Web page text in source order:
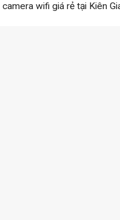
wifi giá rẻ tại Kiên